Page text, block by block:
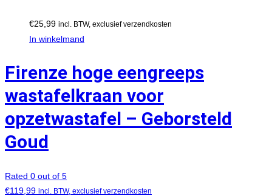
€25,99 incl. BTW, exclusief verzendkosten
In winkelmand
Firenze hoge eengreeps
wastafelkraan voor
opzetwastafel – Geborsteld
Goud
Rated 0 out of 5
€119,99 incl. BTW, exclusief verzendkosten